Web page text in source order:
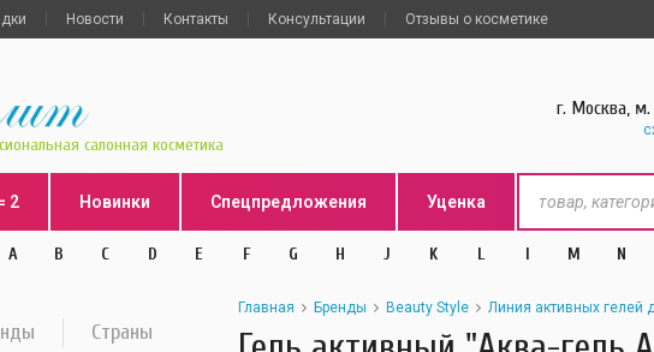
Новости Контакты Консультации Отзывы о косметике
салонная косметика
г. Москва,
2 Новинки Спецпредложения Уценка
A B C D E F G H J K L l M N
Страны
Главная Бренды Beauty Style Линия активных гелей